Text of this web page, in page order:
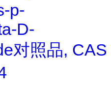
p-
D-
对照品, CAS